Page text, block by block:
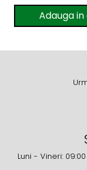
Adauga in
Luni - Vineri: